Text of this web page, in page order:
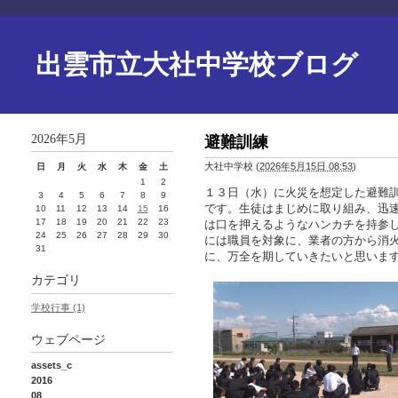
出雲市立大社中学校ブログ
避難訓練
大社中学校 (2026年5月15日 08:53)
１３日（水）に火災を想定した避難
です。生徒はまじめに取り組み、迅
は口を押えるようなハンカチを持参
には職員を対象に、業者の方から消
に、万全を期していきたいと思いま
2026年5月
日 月 火 水 木 金
土
1
2
3
4 5 6 7 8
9
10
11 12 13 14 15
16
17
18 19 20 21 22
23
24
25 26 27 28 29
30
31
カテゴリ
学校行事 (1)
ウェブページ
assets_c
2016
08